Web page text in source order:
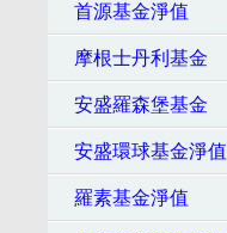
首源基金淨值
摩根士丹利基金
安盛羅森堡基金
安盛環球基金淨值
羅素基金淨值